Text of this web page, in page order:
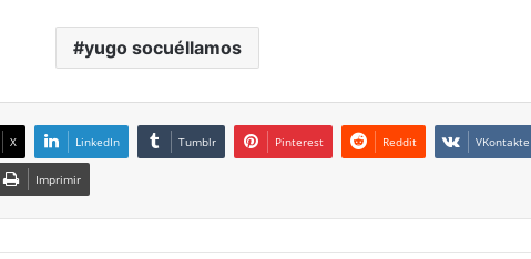
yugo socuéllamos
X LinkedIn Tumblr Pinterest Reddit VKontakte
Imprimir